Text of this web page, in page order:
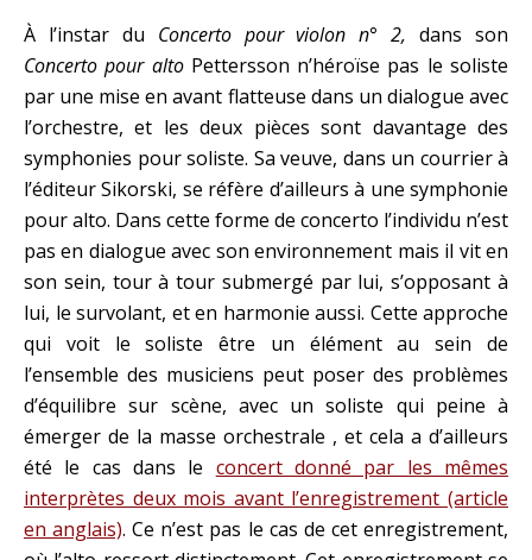
À l’instar du Concerto pour violon n° 2,dans son
Concerto pour alto Pettersson n’héroïse pas le soliste
par une mise en avant flatteuse dans un dialogue avec
l’orchestre, et les deux pièces sont davantage des
symphonies pour soliste. Sa veuve, dans un courrier à
l’éditeur Sikorski, se réfère d’ailleurs à une symphonie
pour alto. Dans cette forme de concerto l’individu n’est
pas en dialogue avec son environnement mais il vit en
son sein, tour à tour submergé par lui, s’opposant à
lui, le survolant, et en harmonie aussi. Cette approche
qui voit le soliste être un élément au sein de
l’ensemble des musiciens peut poser des problèmes
d’équilibre sur scène, avec un soliste qui peine à
émerger de la masse orchestrale , et cela a d’ailleurs
été le cas dans le concert donné par les mêmes
interprètes deux mois avant l’enregistrement (article
en anglais). Ce n’est pas le cas de cet enregistrement,